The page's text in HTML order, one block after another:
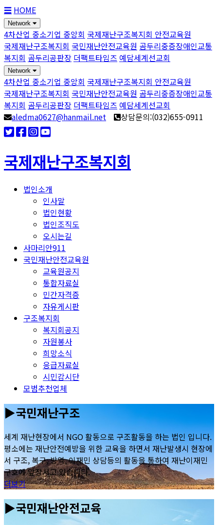
☰ HOME
Network
4차산업 중소기업 중앙회 국제재난구조복지회 안전교육원
국제재난구조복지회 국민재난안전교육원 곰두리중증장애인교통
복지회 곰두리공판장 더팩트타임즈 예담세계선교회
Network
4차산업 중소기업 중앙회 국제재난구조복지회 안전교육원
국제재난구조복지회 국민재난안전교육원 곰두리중증장애인교통
복지회 곰두리공판장 더팩트타임즈 예담세계선교회
aledma0627@hanmail.net
상담문의:(032)655-0911
국제재난구조복지회
법인소개
인사말
법인현황
법인조직도
오시는길
사마리안911
국민재난안전교육원
교육원공지
통합자료실
민간자격증
자유게시판
구조복지회
복지회공지
자원봉사
희망소식
응급자료실
시민감시단
모범추천업체
▶국민재난구조
세계 재난현장에서 NGO 활동으로 구조활동을 하는 법인 입니다.
평소에는 재난안전예방을 위한 교육을 하면서 재난발생시 현장에
서 구조, 복구, 방역, 이재민 상담등의 활동을 통하여 재난이재민
구호에 앞장서고 있습니다.
더보기
▶국민재난안전교육